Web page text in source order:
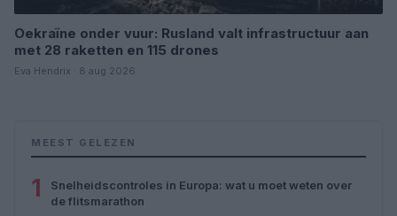
Oekraïne onder vuur: Rusland valt infrastructuur aan
met 28 raketten en 115 drones
Eva Hendrix · 8 aug 2026
MEEST GELEZEN
1
Snelheidscontroles in Europa: wat u moet weten over
de flitsmarathon